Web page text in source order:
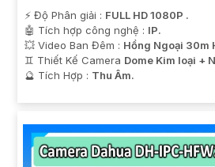
️⚡ Độ Phân giải : FULL HD 1080P .
🤖️ Tích hợp công nghệ : IP.
💥 Video Ban Đêm : Hồng Ngoại 30m
♊ Thiết Kế Camera Dome Kim loại +
️🔮 Tích Hợp : Thu Âm.